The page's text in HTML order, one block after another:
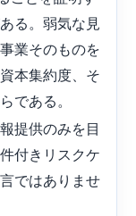
る。弱気な見
業そのものを
本集約度、そ
である。
提供のみを目
付きリスクケ
ではありませ